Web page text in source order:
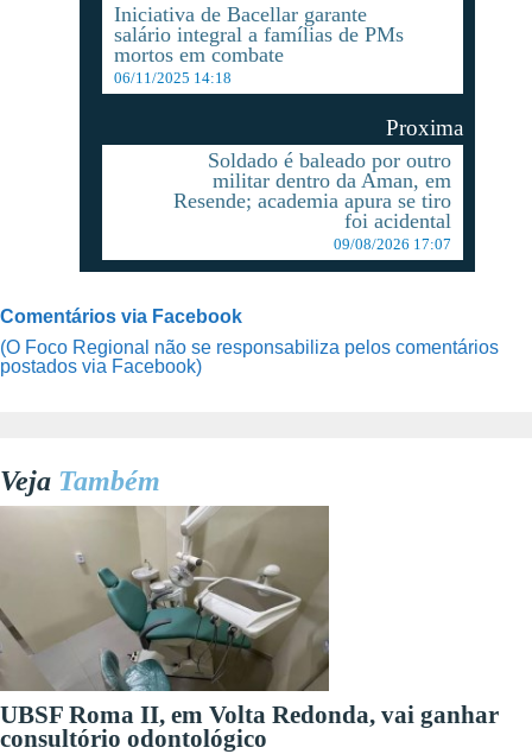
Iniciativa de Bacellar garante
salário integral a famílias de PMs
mortos em combate
06/11/2025 14:18
Proxima
Soldado é baleado por outro
militar dentro da Aman, em
Resende; academia apura se tiro
foi acidental
09/08/2026 17:07
Comentários via Facebook
(O Foco Regional não se responsabiliza pelos comentários
postados via Facebook)
Veja Também
UBSF Roma II, em Volta Redonda, vai ganhar
consultório odontológico